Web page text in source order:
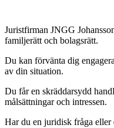
innehåll
Juristfirman JNGG
familjerätt och bolagsrätt.
Du kan förvänta dig
av din situation.
Du får en skräddarsydd
målsättningar och intressen.
Har du en juridisk fråga eller